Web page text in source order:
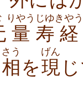
量
りやう
寿
じゆ
経
きやう
相
さう
を現
げん